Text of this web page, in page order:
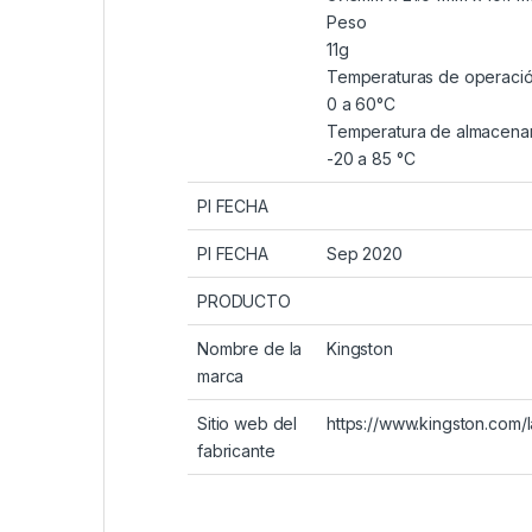
Peso
11g
Temperaturas de
0 a 60°C
Temperatura de
-20 a 85 °C
PI FECHA
PI FECHA Sep 2020
PRODUCTO
Nombre de la
marca
Kingston
Sitio web del
fabricante
https://www.kingston.com/